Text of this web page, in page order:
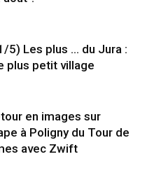
5) Les plus … du Jura :
plus petit village
en images sur
à Poligny du Tour de
avec Zwift